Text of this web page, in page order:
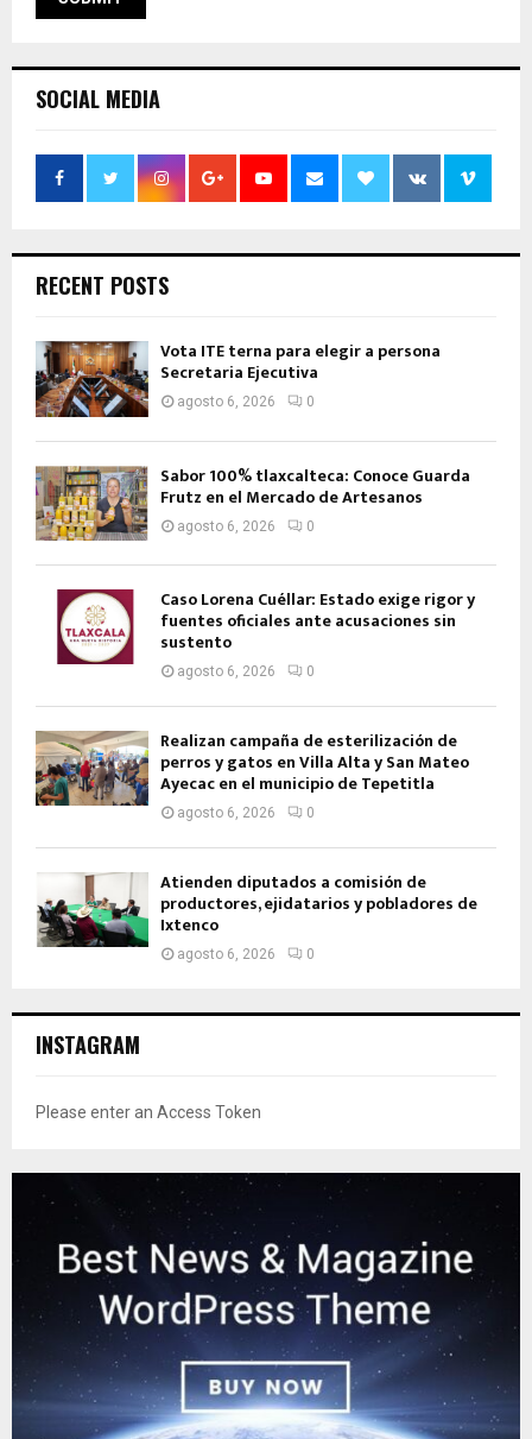
SOCIAL MEDIA
RECENT POSTS
Vota ITE terna para elegir a persona
Secretaria Ejecutiva
agosto 6, 2026 0
Sabor 100% tlaxcalteca: Conoce Guarda
Frutz en el Mercado de Artesanos
agosto 6, 2026 0
Caso Lorena Cuéllar: Estado exige rigor y
fuentes oficiales ante acusaciones sin
sustento
agosto 6, 2026 0
Realizan campaña de esterilización de
perros y gatos en Villa Alta y San Mateo
Ayecac en el municipio de Tepetitla
agosto 6, 2026 0
Atienden diputados a comisión de
productores, ejidatarios y pobladores de
Ixtenco
agosto 6, 2026 0
INSTAGRAM
Please enter an Access Token